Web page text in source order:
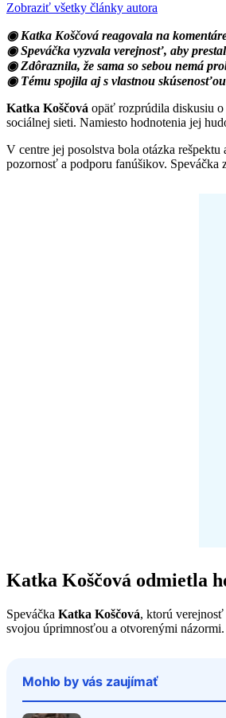
Zobraziť všetky články autora
◉ Katka Koščová reagovala na
◉ Speváčka vyzvala verejnosť, aby
◉ Zdôraznila, že sama so sebou nemá
◉ Tému spojila aj s vlastnou
Katka Koščová opäť rozprúdila diskusiu o
sociálnej sieti. Namiesto hodnotenia jej
V centre jej posolstva bola otázka
pozornosť a podporu fanúšikov. Speváčka
Katka Koščová odmietla
Speváčka Katka Koščová, ktorú
svojou úprimnosťou a otvorenými názormi.
Mohlo by vás zaujímať